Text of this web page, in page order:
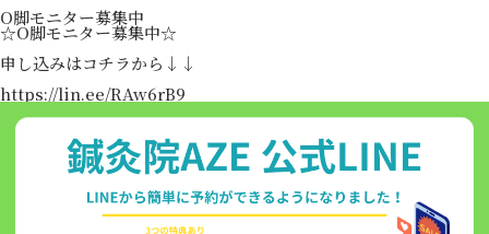
O脚モニター募集中
☆O脚モニター募集中☆
申し込みはコチラから↓↓
https://lin.ee/RAw6rB9